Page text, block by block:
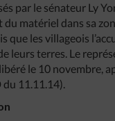
par le sénateur Ly
matériel dans sa
que les villageois
leurs terres. Le
le 10 novembre,
du 11.11.14).